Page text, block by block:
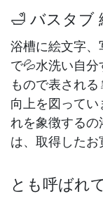
🛁 バスタブ
浴槽に絵文字
で💦水洗い自
もので表され
向上を図って
れを象徴する
は、取得したお
とも呼ばれ